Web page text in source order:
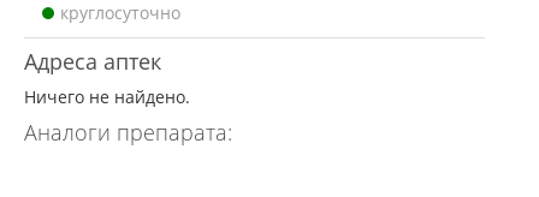
круглосуточно
Адреса аптек
Ничего не найдено.
Аналоги препарата: